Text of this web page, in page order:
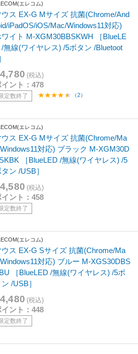
エレコム)
ウス EX-G Mサイズ 抗菌(Chrome/And
iPadOS/iOS/Mac/Windows11対応)
ワイト M-XGM30BBSKWH ［BlueLE
/無線(ワイヤレス) /5ボタン /Bluetoot
(税込)
イント：478
定数終了 （2）
エレコム)
ウス EX-G Mサイズ 抗菌(Chrome/Ma
対応) ブラック M-XGM30D
［BlueLED /無線(ワイヤレス) /5
ン /USB］
(税込)
イント：458
定数終了
エレコム)
ウス EX-G Sサイズ 抗菌(Chrome/Ma
対応) ブルー M-XGS30DBS
［BlueLED /無線(ワイヤレス) /5ボ
ン /USB］
(税込)
イント：448
定数終了